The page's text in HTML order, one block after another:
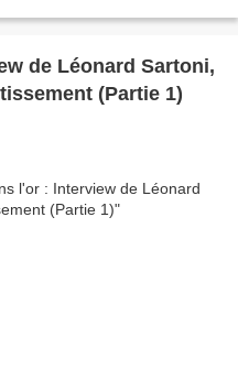
de Léonard Sartoni,
(Partie 1)